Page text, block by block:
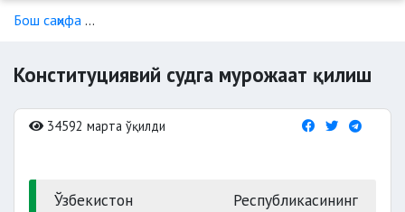
Бош саҳифа
Конституциявий судга мурожаат қилиш
34592 марта ўқилди
Ўзбекистон Республикасининг